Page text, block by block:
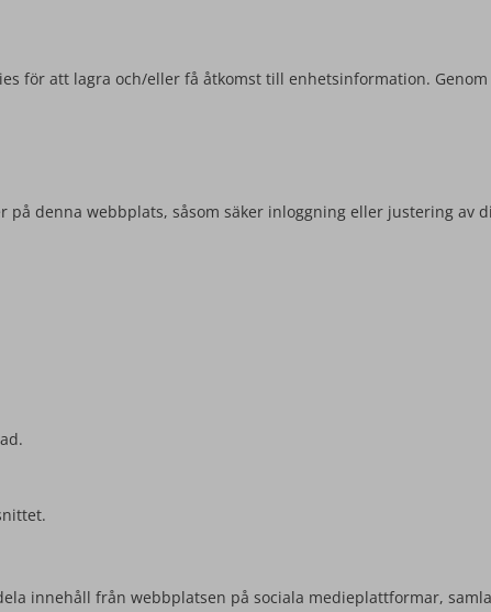
för att lagra och/eller få åtkomst till enhetsinformation.
denna webbplats, såsom säker inloggning eller justering av
innehåll från webbplatsen på sociala medieplattformar,